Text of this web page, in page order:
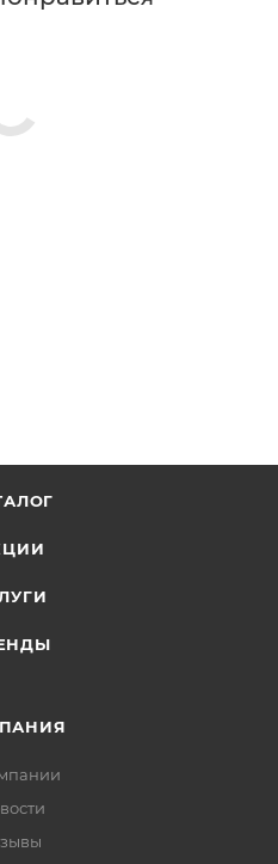
уникальный код.
почту России. Когда
на ваш адрес придет
вы можете
Один заказ может
позиций и его стоимость
000 р.